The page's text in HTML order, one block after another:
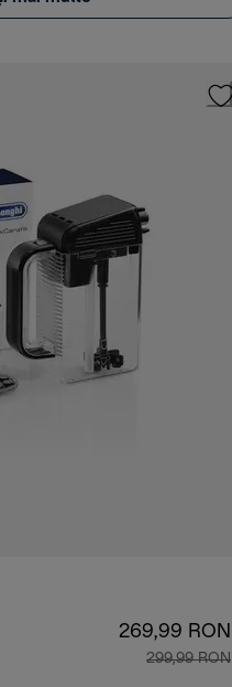
269,99 RON
299,99 RON